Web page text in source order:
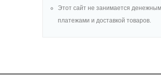
Этот сайт не занимается
платежами и доставкой товаров.